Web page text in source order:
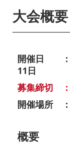
大会概要
開催日 ：
11日
募集締切
開催場所
概要